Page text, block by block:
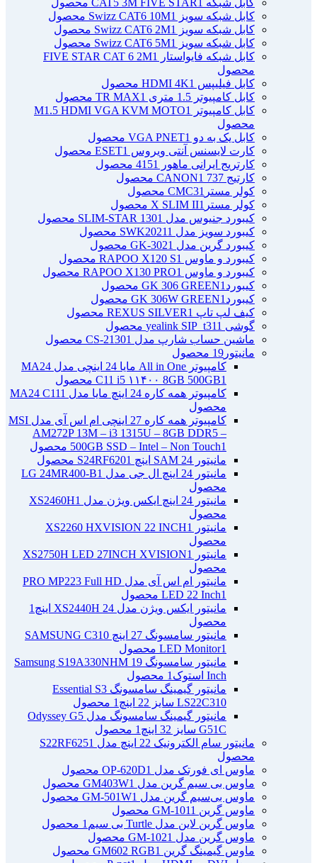
کابل شبکه سویز Swizz CAT6 10M
1 محصول
کابل شبکه سویز Swizz CAT6 2M
1 محصول
کابل شبکه سویز Swizz CAT6 5M
1 محصول
کابل شبکه فایواستار FIVE STAR CAT 6 2M
1
محصول
کابل فیلیپس HDMI 4K 1 محصول
کابل کامپیوتر 1.5 متری TR MAX
1 محصول
کابل کامپیوتر M1.5 HDMI VGA KVM MOTO
1
محصول
کابل یک به دو VGA PNET 1 محصول
کارت لایسنس آنتی ویروس ESET 1 محصول
کارتریج ایرانی ماهور 415
1 محصول
کارتیج 737 CANON
1 محصول
کولر مسترCMC3 1 محصول
کولر مسترX SLIM II 1 محصول
کیبورد جنیوس مدل SLIM-STAR 130 1 محصول
کیبورد سویز مدل SWK2021 1 محصول
کیبورد گرین مدل GK-302 1 محصول
کیبورد و ماوس RAPOO X120 S 1 محصول
کیبورد و ماوس RAPOO X130 PRO 1 محصول
کیبوردGK 306 GREEN 1 محصول
کیبوردGK 306W GREEN 1 محصول
کیف لپ تاپ REXUS SILVER 1 محصول
گوشی yealink SIP_t31 1 محصول
ماشین حساب شارپ مدل CS-2130 1 محصول
مانیتور 19 محصول
کامپیوتر All in One مایا 24 اینچی مدل MA24
C11 i5 ۱۱۴۰۰ 8GB 500GB1 محصول
کامپیوتر همه کاره 24 اینچ مایا مدل MA24 C11
1
محصول
کامپیوتر همه کاره 27 اینچی ام اس آی مدل MSI
AM272P 13M – i3 1315U – 8GB DDR5 –
500GB SSD – Intel – Non Touch1 محصول
مانیتور 24 SAM اینچ S24RF620
1 محصول
مانیتور 24 اینچ ال جی مدل LG 24MR400-B
1
محصول
مانیتور 24 اینچ ایکس ویژن مدل XS2460H
1
محصول
مانیتور XS2260 HXVISION 22 INCH
1
محصول
مانیتور XS2750H LED 27INCH XVISION
1
محصول
مانیتور ام اس آی مدل PRO MP223 Full HD
LED 22 Inch1 محصول
مانیتور ایکس ویژن مدل XS2440H 24 اینچ
1
محصول
مانیتور سامسونگ 27 اینچ SAMSUNG C310
LED Monitor1 محصول
مانیتور سامسونگ Samsung S19A330NHM 19
Inch استوک
1 محصول
مانیتور گیمینگ سامسونگ Essential S3
LS22C310 سایز 22 اینچ
1 محصول
مانیتور گیمینگ سامسونگ مدل Odyssey G5
G51C سایز 32 اینچ
1 محصول
مانیتور سام الکترونیک 22 اینچ مدل S22RF625
1
محصول
ماوس ای فورتک مدل OP-620D 1 محصول
ماوس بی سیم گرین مدل GM403W 1 محصول
ماوس بی‌سیم گرین مدل GM-501W 1 محصول
ماوس گرین GM-101 1 محصول
ماوس گرین لاین مدل Turtle بی سیم
1 محصول
ماوس گرین مدل GM-102 1 محصول
ماوس گیمینگ گرین GM602 RGB 1 محصول